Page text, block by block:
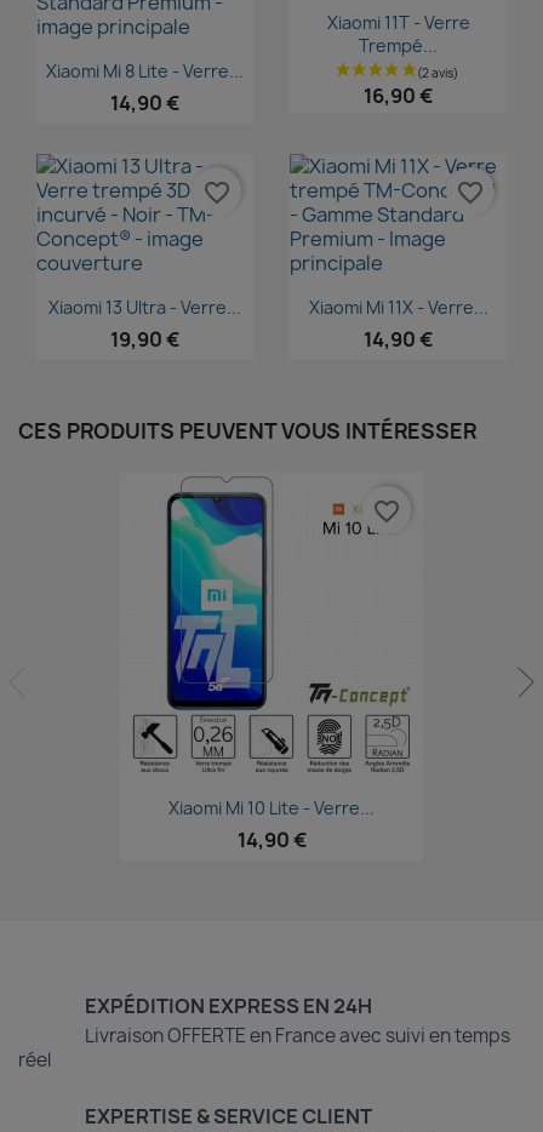
Aperçu rapide
Xiaomi Mi 8 Lite - Verre...
14,90 €
Aperçu rapide
Xiaomi 11T - Verre
Trempé...
16,90 €
Aperçu rapide
Xiaomi 13 Ultra - Verre...
19,90 €
favorite_border
Aperçu rapide
Xiaomi Mi 11X - Verre...
14,90 €
favorite_border
CES PRODUITS PEUVENT VOUS INTÉRESSER
Aperçu rapide
Xiaomi Mi 10 Lite - Verre...
14,90 €
favorite_border
EXPÉDITION EXPRESS EN 24H
Livraison OFFERTE en France avec suivi en temps
réel
EXPERTISE & SERVICE CLIENT